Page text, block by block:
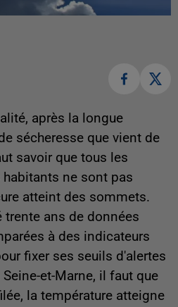
après la longue
sécheresse que vient de
savoir que tous les
ne sont pas
atteint des sommets.
trente ans de données
à des indicateurs
fixer ses seuils d'alertes
et-Marne, il faut que
la température atteigne